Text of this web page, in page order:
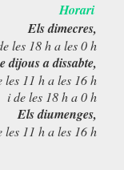
Horari
Els dimecres,
les 18 h a les 0 h
dijous a dissabte,
les 11 h a les 16 h
i de les 18 h a 0 h
Els diumenges,
les 11 h a les 16 h